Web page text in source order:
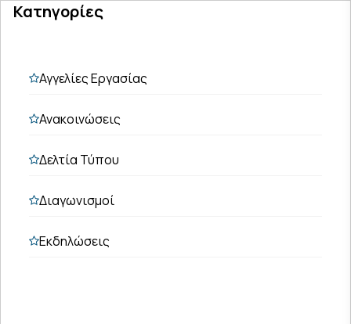
Κατηγορίες
Αγγελίες Εργασίας
Ανακοινώσεις
Δελτία Τύπου
Διαγωνισμοί
Εκδηλώσεις